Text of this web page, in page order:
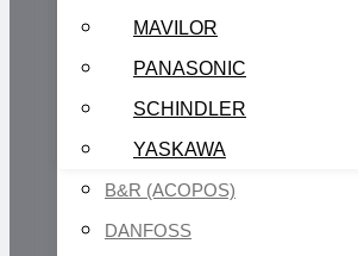
MAVILOR
PANASONIC
SCHINDLER
YASKAWA
B&R (ACOPOS)
DANFOSS